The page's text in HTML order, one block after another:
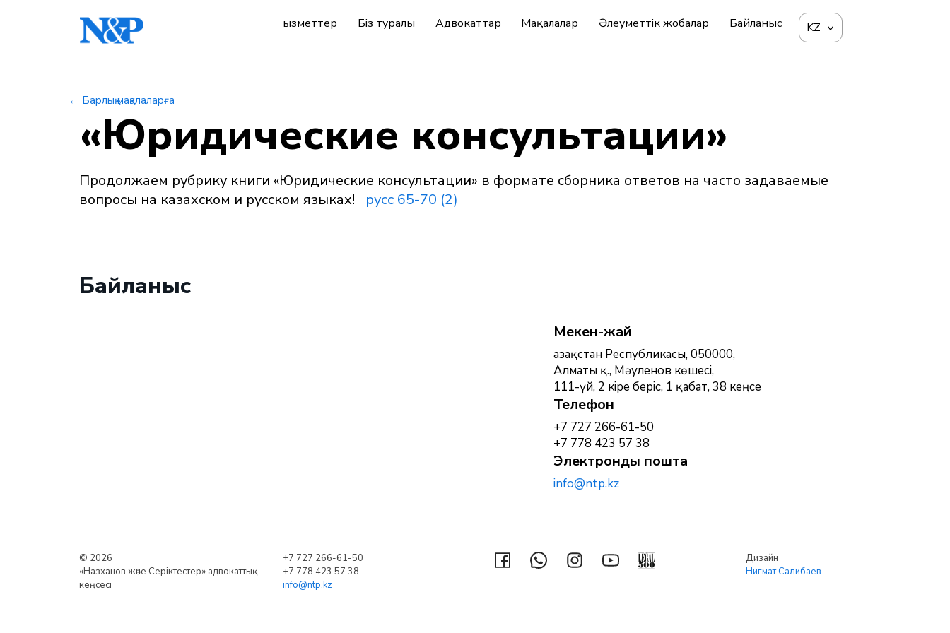
Қызметтер Біз туралы Адвокаттар Мақалалар Әлеуметтік жобалар Байланыс KZ
← Барлық мақалаларға
«Юридические консультации»
Продолжаем рубрику книги «Юридические консультации» в формате сборника ответов на часто задаваемые
вопросы на казахском и русском языках! русс 65-70 (2)
Байланыс
Мекен-жай
Қазақстан Республикасы, 050000,
Алматы қ., Мәуленов көшесі,
111-үй, 2 кіре беріс, 1 қабат, 38 кеңсе
Телефон
+7 727 266-61-50
+7 778 423 57 38
Электронды пошта
info@ntp.kz
© 2026
«Назханов және Серіктестер» адвокаттық
кеңсесі
+7 727 266-61-50
+7 778 423 57 38
info@ntp.kz
Дизайн
Нигмат Салибаев